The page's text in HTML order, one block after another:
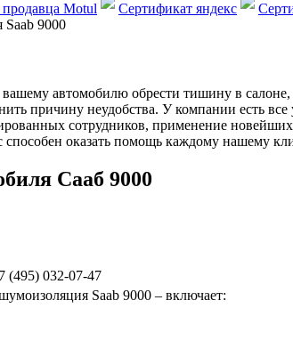
Motul Сертификат яндекс
9000
автомобилю обрести тишину в
причину неудобства. У компании есть
сотрудников, применение
оказать помощь каждому нашему
Сааб 9000
(495) 032-07-47
Saab 9000 – включает: